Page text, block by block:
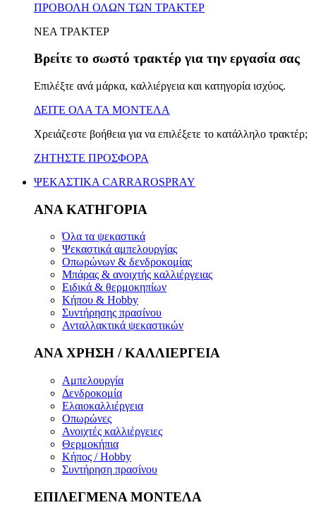
ΠΡΟΒΟΛΗ ΟΛΩΝ ΤΩΝ ΤΡΑΚΤΕΡ
ΝΕΑ ΤΡΑΚΤΕΡ
Βρείτε το σωστό τρακτέρ για την εργασία σας
Επιλέξτε ανά μάρκα, καλλιέργεια και κατηγορία ισχύος.
ΔΕΙΤΕ ΟΛΑ ΤΑ ΜΟΝΤΕΛΑ
Χρειάζεστε βοήθεια για να επιλέξετε το κατάλληλο τρακτέρ;
ΖΗΤΗΣΤΕ ΠΡΟΣΦΟΡΑ
ΨΕΚΑΣΤΙΚΑ CARRAROSPRAY
ΑΝΑ ΚΑΤΗΓΟΡΙΑ
Όλα τα ψεκαστικά
Ψεκαστικά αμπελουργίας
Οπωρώνων & δενδροκομίας
Μπάρας & ανοιχτής καλλιέργειας
Ειδικά & θερμοκηπίων
Κήπου & Hobby
Συντήρησης πρασίνου
Ανταλλακτικά ψεκαστικών
ΑΝΑ ΧΡΗΣΗ / ΚΑΛΛΙΕΡΓΕΙΑ
Αμπελουργία
Δενδροκομία
Ελαιοκαλλιέργεια
Οπωρώνες
Ανοιχτές καλλιέργειες
Θερμοκήπια
Κήπος / Hobby
Συντήρηση πρασίνου
ΕΠΙΛΕΓΜΕΝΑ ΜΟΝΤΕΛΑ